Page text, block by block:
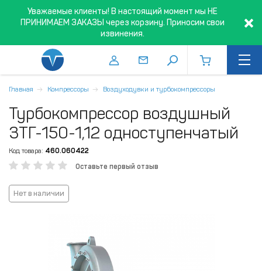
Уважаемые клиенты! В настоящий момент мы НЕ
ПРИНИМАЕМ ЗАКАЗЫ через корзину. Приносим свои
извинения.
Главная Компрессоры Воздуходувки и турбокомпрессоры
Турбокомпрессор воздушный
3ТГ-150-1,12​ одноступенчатый
Код товара: 460.060422
Оставьте первый отзыв
Нет в наличии